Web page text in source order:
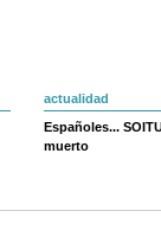
actualidad
Españoles...
muerto